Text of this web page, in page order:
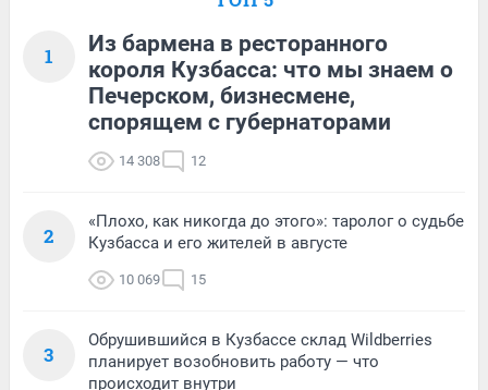
1
Из бармена в ресторанного
короля Кузбасса: что мы знаем о
Печерском, бизнесмене,
спорящем с губернаторами
14 308 12
2
«Плохо, как никогда до этого»: таролог о судьбе
Кузбасса и его жителей в августе
10 069 15
3
Обрушившийся в Кузбассе склад Wildberries
планирует возобновить работу — что
происходит внутри